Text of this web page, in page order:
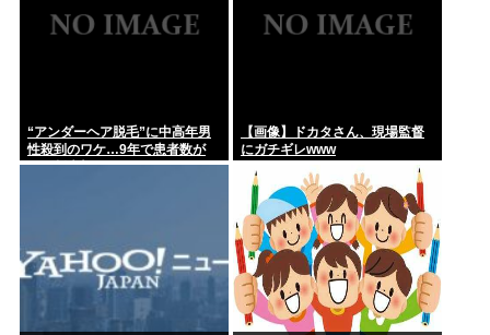
“アンダーヘア脱毛”に中高年男
性殺到のワケ…9年で患者数が
200倍以上
【画像】ドカタさん、現場監督
にガチギレwww